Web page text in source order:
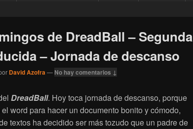
de DreadBall – Segunda
– Jornada de descanso
David Azofra— No hay comentarios ↓
DreadBall. Hoy toca jornada de descanso, porque
word para hacer un documento bonito y cómodo,
textos ha decidido ser más tozudo que un padre de